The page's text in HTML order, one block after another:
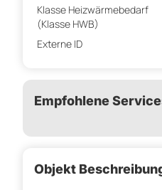
Klasse Heizwärmebedarf
(Klasse HWB)
Externe ID
Empfohlene
Objekt